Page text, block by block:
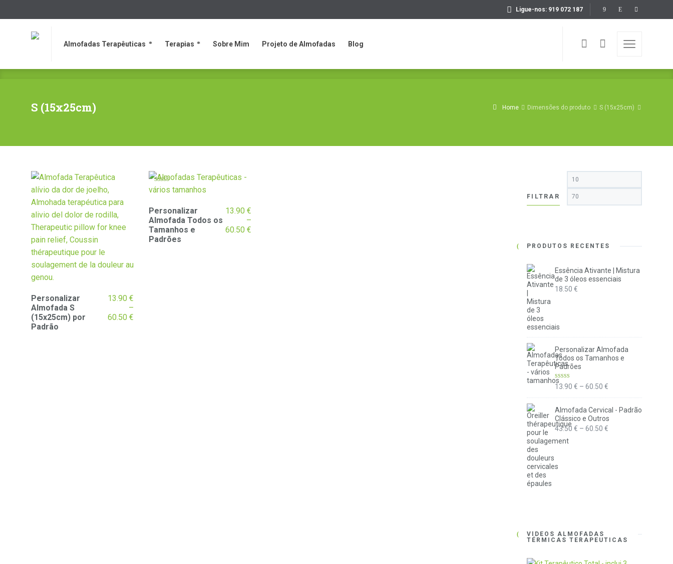
Ligue-nos: 919 072 187
Almofadas Terapêuticas Terapias Sobre Mim Projeto de Almofadas Blog
S (15x25cm) Home Dimensões do produto S (15x25cm)
Personalizar
Almofada S
(15x25cm) por
Padrão
13.90 €
–
60.50 €
Avaliação
5.00
Personalizar
Almofada Todos os
Tamanhos e
Padrões
13.90 €
–
60.50 €
Preço
FILTRAR
PRODUTOS RECENTES
Essência Ativante | Mistura
de 3 óleos essenciais
18.50 €
Personalizar Almofada
Todos os Tamanhos e
Padrões
Avaliação
5.00de 5
13.90 € – 60.50 €
range:
13.90 €
through
Almofada Cervical - Padrão
Clássico e Outros
43.50 € – 60.50 €
VÍDEOS ALMOFADAS
TÉRMICAS TERAPEUTICAS